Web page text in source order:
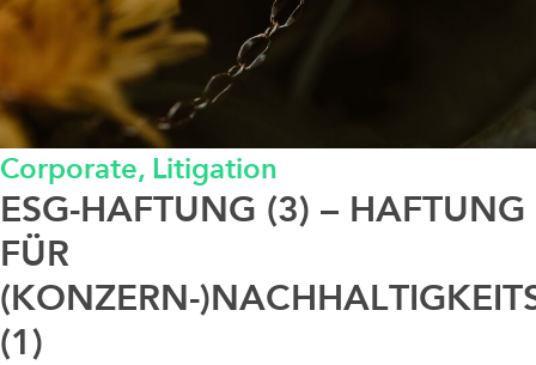
Corona
Corporate
Data / Media / IT
Finanzierung / Bank / Kapitalmarkt
Fintech/Crypto
Corporate, Litigation
ESG-HAFTUNG (3) – HAFTUNG
FÜR
(KONZERN-
(1)